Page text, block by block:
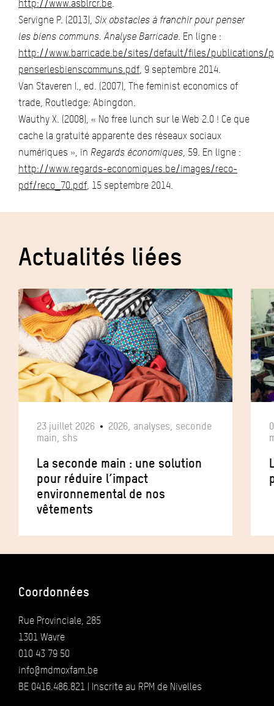
http://www.asblrcr.be.
Servigne P. (2013), Six obstacles à franchir pour penser
les biens communs. Analyse Barricade. En ligne :
http://www.barricade.be/sites/default/files/publications/
penserlesbienscommuns.pdf, 9 septembre 2014.
Van Staveren I., ed. (2007), The feminist economics of
trade, Routledge: Abingdon.
Wauthy X. (2008), « No free lunch sur le Web 2.0 ! Ce que
cache la gratuité apparente des réseaux sociaux
numériques », in Regards économiques, 59. En ligne :
http://www.regards-economiques.be/images/reco-
pdf/reco_70.pdf, 15 septembre 2014.
Actualités liées
23 juillet 2026
2026, analyses, seconde
main, shs
La seconde main : une solution
pour réduire l’impact
environnemental de nos
vêtements
Coordonnées
Rue Provinciale, 285
1301 Wavre
010 43 79 50
info@mdmoxfam.be
BE 0416.486.821 | Inscrite au RPM de Nivelles